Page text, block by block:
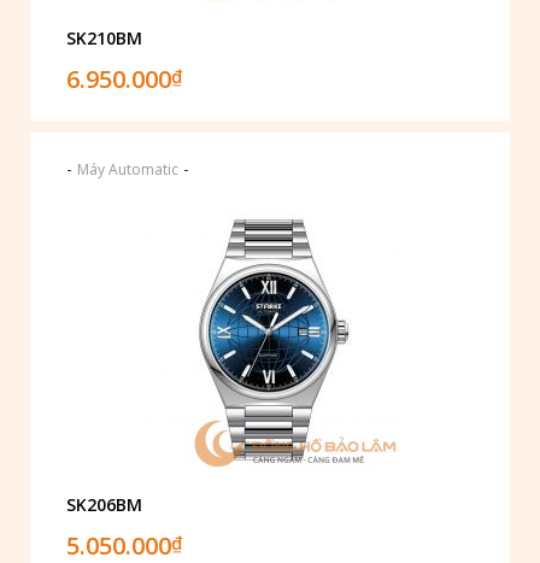
SK210BM
6.950.000₫
- Máy Automatic -
SK206BM
5.050.000₫